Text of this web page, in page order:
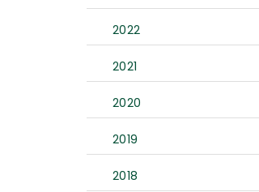
2022
2021
2020
2019
2018